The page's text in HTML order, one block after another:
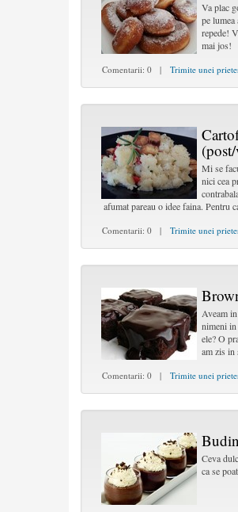
Va plac
pe
repede!
mai jos!
Comentarii: 0 | Trimite unei
Mi se
nici cea
afumat pareau o idee faina. Pentru
Comentarii: 0 | Trimite unei
Aveam
nimeni in
ele? O
am zis in
Comentarii: 0 | Trimite unei
Ceva
ca se